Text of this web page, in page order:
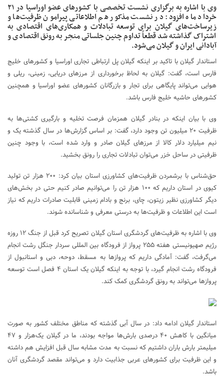
وی با اشاره به برگزاری نشست تخصصی با کشورهای عضو اوراسیا در ۲۱
خرداد ماه افزود: در نشست مذکور هم اطلاعاتی پیرامون ظرفیت‌ها و
زیرساخت‌های گیلان برای توسعه تبادلات و همکاری‌های اقتصادی به
اشتراک گذاشته شد قطعاً تداوم چنین جلساتی منجر به رونق اقتصادی و
آبادانی ایران و گیلان می‌شود.
استاندار گیلان با تاکید بر اینکه گیلان پل ارتباطی تجاری اوراسیا و کشورهای خلیج
فارس است، گفت: گیلان به لحاظ برخورداری از مرزهای دریایی، زمینی، ریلی و
هوایی می‌تواند پایگاهی برای تجار و بازرگانان کشورهای عضو اوراسیا و همچنین
کشورهای حاشیه خلیج فارس باشد.
وی با بیان اینکه در بنادر گیلان همزمان فرصت تخلیه و بارگیری کشتی‌ها به
ظرفیت ۲۰ میلیون تن وجود دارد، گفت: بر اساس گزارش‌ها در سال گذشته یک و
نیم میلیارد دلار کالا از مرزهای گیلان صادر و وارد شده است، با وجود چنین
ظرفیتی در ساحل خزر می‌توان تبادلات تجاری را رونق بخشید.
حق‌شناس با برشمردن ظرفیت‌های کشاورزی استان بیان کرد: ۲۰۰ هزار تن تولید
کیوی در استان داریم که ۱۰۰ هزار تن را می‌توانیم صادر کنیم حتی در بخش‌های
دیگر کشاورزی نظیر زیتون، چای، برنج و بادام زمینی قابلیت صادرات داریم که نیاز
است این اطلاعات و ظرفیت‌ها به درستی معرفی و شناسانده شوند.
وی با اشاره به ظرفیت‌های گردشگری استان گیلان تصریح کرد قبل از جنگ ۱۲ روزه
رژیم صهیونیستی هفته ۲۵۵ پرواز از فرودگاه بین المللی سردار جنگل رشت انجام
می‌گرفت، گفت: آمادگی داریم که پروازها به مسقط، دوحه، دبی و استانبول از
فرودگاه رشت انجام گیرد، با توجه به اینکه گیلان یک استان ۴ فصل است توسعه
پروازها می‌تواند به رونق گردشگری کمک کند.
استاندار گیلان ادامه داد: در سال آبی گذشته که مناطق مختلف کشور به صورت
میانگین با کاهش ۴۰ درصدی بارش‌ها مواجه بودند، ما در گیلان یک‌هزار و ۴۷
میلیمتر بارش باران داشتیم که نسبت به مدت مشابه سال قبل افزایش هم داشته
و این ظرفیت برای کشورهای عربی جذابیت دارد و می‌تواند مقصد گردشگری آنان
باشد.